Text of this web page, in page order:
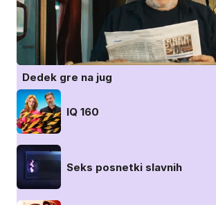
Dedek gre na jug
IQ 160
Seks posnetki slavnih